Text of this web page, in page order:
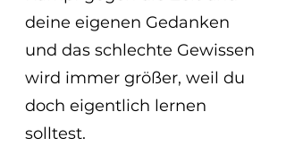
deine eigenen Gedanken
und das schlechte Gewissen
wird immer größer, weil du
doch eigentlich lernen
solltest.